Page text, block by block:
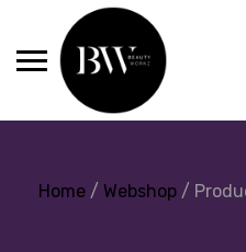
Home/ Webshop/